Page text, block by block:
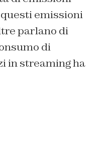
emissioni
parlano di
di
in streaming ha